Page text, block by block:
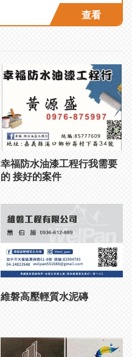
查看
幸福防水油漆工程行我需要
的 接好的案件
維磐高壓輕質水泥磚